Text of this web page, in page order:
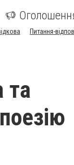
Питання-
та